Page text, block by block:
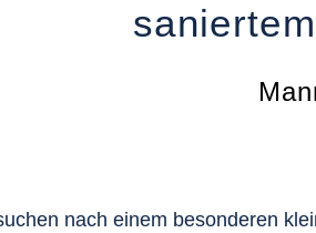
nach einem besonderen